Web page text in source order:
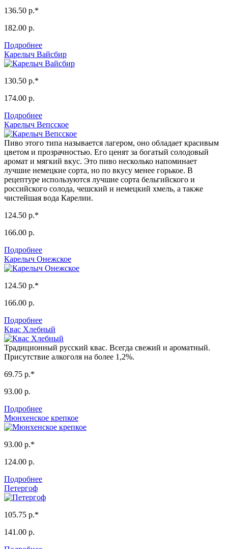
136.50 р.*
182.00 р.
Подробнее
Карелыч Вайсбир
130.50 р.*
174.00 р.
Подробнее
Карелыч Вепсское
Пиво этого типа называется лагером, оно обладает красивым
цветом и прозрачностью. Его ценят за богатый солодовый
аромат и мягкий вкус. Это пиво несколько напоминает
лучшие немецкие сорта, но по вкусу менее горькое. В
рецептуре используются лучшие сорта бельгийского и
российского солода, чешский и немецкий хмель, а также
чистейшая вода Карелии.
124.50 р.*
166.00 р.
Подробнее
Карелыч Онежское
124.50 р.*
166.00 р.
Подробнее
Квас Хлебный
Традиционный русский квас. Всегда свежий и ароматный.
Присутствие алкоголя на более 1,2%.
69.75 р.*
93.00 р.
Подробнее
Мюнхенское крепкое
93.00 р.*
124.00 р.
Подробнее
Петергоф
105.75 р.*
141.00 р.